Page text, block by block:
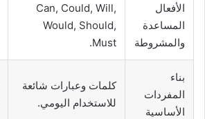
الأفعال
المساعدة
والمشروطة
Can, Could, Will,
Would, Should,
Must.
بناء
المفردات
الأساسية
كلمات وعبارات شائعة
للاستخدام اليومي.